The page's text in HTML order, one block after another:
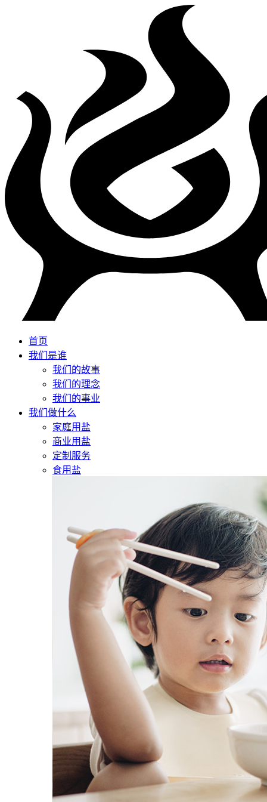
首页
我们是谁
我们的故事
我们的理念
我们的事业
我们做什么
家庭用盐
商业用盐
定制服务
食用盐